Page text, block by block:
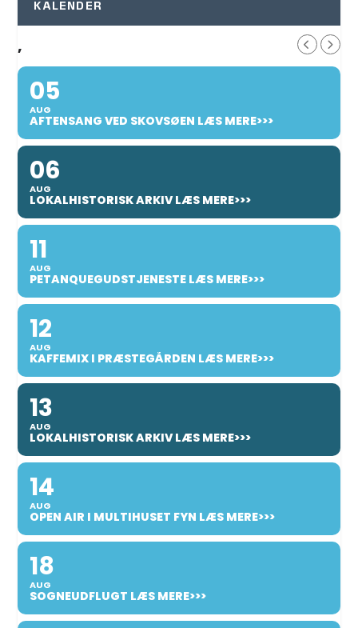
KALENDER
,
05
AUG
AFTENSANG VED SKOVSØEN LÆS MERE>>>
06
AUG
LOKALHISTORISK ARKIV LÆS MERE>>>
11
AUG
PETANQUEGUDSTJENESTE LÆS MERE>>>
12
AUG
KAFFEMIX I PRÆSTEGÅRDEN LÆS MERE>>>
13
AUG
LOKALHISTORISK ARKIV LÆS MERE>>>
14
AUG
OPEN AIR I MULTIHUSET FYN LÆS MERE>>>
18
AUG
SOGNEUDFLUGT LÆS MERE>>>